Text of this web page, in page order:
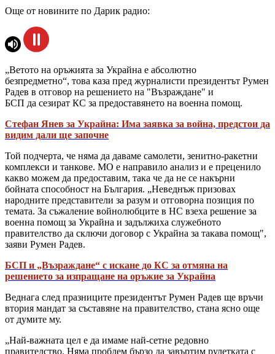
Още от новините по Дарик радио:
„Ветото на оръжията за Украйна е абсолютно
безпредметно“, това каза пред журналисти президентът Румен
Радев в отговор на решението на "Възраждане" и
БСП да сезират КС за предоставянето на военна помощ.
Стефан Янев за Украйна: Има заявка за война, предстои да
видим дали ще започне
Той подчерта, че няма да даваме самолети, зенитно-ракетни
комплекси и танкове. МО е направило анализ и е преценило
какво можем да предоставим, така че да не се накърни
бойната способност на България. „Неведнъж призовах
народните представители за разум и отговорна позиция по
темата. За съжаление войнолюбците в НС взеха решение за
военна помощ за Украйна и задължиха служебното
правителство да сключи договор с Украйна за такава помощ",
заяви Румен Радев.
БСП и „Възраждане“ с искане до КС за отмяна на
решението за изпращане на оръжие за Украйна
Веднага след празниците президентът Румен Радев ще връчи
втория мандат за съставяне на правителство, стана ясно още
от думите му.
„Най-важната цел е да имаме най-сетне редовно
правителство. Няма проблем бързо да завъртим рулетката с